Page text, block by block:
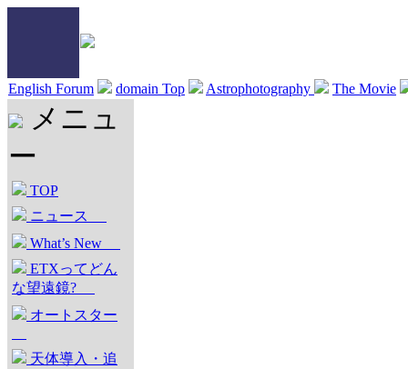
English Forum domain Top Astrophotography The Movie
メニュ
ー
TOP
ニュース
What’s New
ETXってどん
な望遠鏡?
オートスター
天体導入・追